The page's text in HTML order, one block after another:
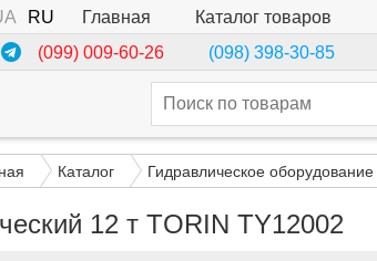
RU Главная Каталог товаров
(099) 009-60-26
(098) 398-30-85
Каталог Гидравлическое оборудование
12 т TORIN TY12002